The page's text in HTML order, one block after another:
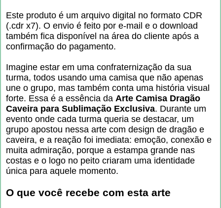
Este produto é um arquivo digital no formato CDR
(.cdr x7). O envio é feito por e-mail e o download
também fica disponível na área do cliente após a
confirmação do pagamento.
Imagine estar em uma confraternização da sua
turma, todos usando uma camisa que não apenas
une o grupo, mas também conta uma história visual
forte. Essa é a essência da Arte Camisa Dragão
Caveira para Sublimação Exclusiva. Durante um
evento onde cada turma queria se destacar, um
grupo apostou nessa arte com design de dragão e
caveira, e a reação foi imediata: emoção, conexão e
muita admiração, porque a estampa grande nas
costas e o logo no peito criaram uma identidade
única para aquele momento.
O que você recebe com esta arte